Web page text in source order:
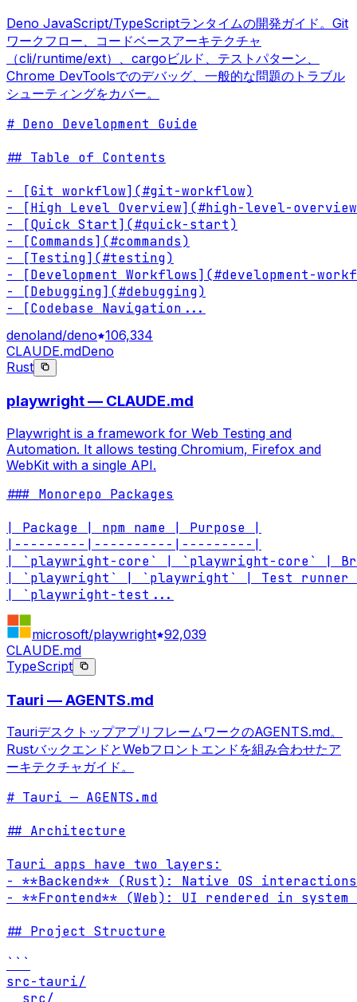
Deno JavaScript/TypeScriptランタイムの開発ガイド。Git
ワークフロー、コードベースアーキテクチャ
（cli/runtime/ext）、cargoビルド、テストパターン、
Chrome DevToolsでのデバッグ、一般的な問題のトラブル
シューティングをカバー。
# Deno Development Guide
## Table of Contents
- [Git workflow](#git-workflow)
- [High Level Overview](#high-level-
- [Quick Start](#quick-start)
- [Commands](#commands)
- [Testing](#testing)
- [Development Workflows](#development-
- [Debugging](#debugging)
- [Codebase Navigation ...
denoland/deno 106,334
CLAUDE.mdDeno
Rust
playwright — CLAUDE.md
Playwright is a framework for Web Testing and
Automation. It allows testing Chromium, Firefox and
WebKit with a single API.
### Monorepo Packages
| Package | npm name | Purpose |
|---------|----------|---------|
| `playwright-core` | `playwright-core` |
| `playwright` | `playwright` | Test runner
| `playwright-test ...
microsoft/playwright 92,039
CLAUDE.md
TypeScript
Tauri — AGENTS.md
TauriデスクトップアプリフレームワークのAGENTS.md。
RustバックエンドとWebフロントエンドを組み合わせたア
ーキテクチャガイド。
# Tauri — AGENTS.md
## Architecture
Tauri apps have two layers:
- **Backend** (Rust): Native OS
- **Frontend** (Web): UI rendered in system
## Project Structure
src-tauri/